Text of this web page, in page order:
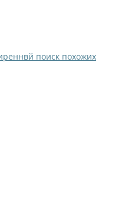
поиск похожих